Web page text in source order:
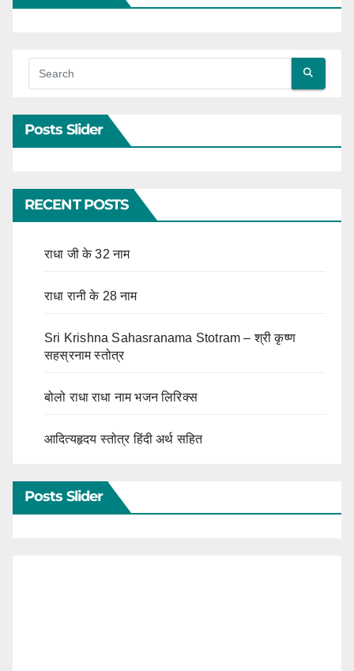
Posts Slider
RECENT POSTS
राधा जी के 32 नाम
राधा रानी के 28 नाम
Sri Krishna Sahasranama Stotram – श्री कृष्ण
सहस्रनाम स्तोत्र
बोलो राधा राधा नाम भजन लिरिक्स
आदित्यहृदय स्तोत्र हिंदी अर्थ सहित
Posts Slider